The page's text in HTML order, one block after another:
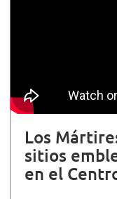
Los
sitios
en el